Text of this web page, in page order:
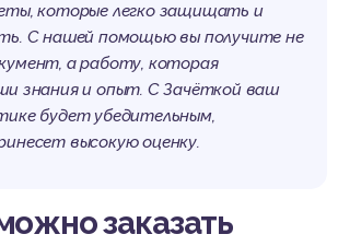
которые легко защищать и
С нашей помощью вы получите не
а работу, которая
знания и опыт. С Зачёткой ваш
будет убедительным,
высокую оценку.
заказать